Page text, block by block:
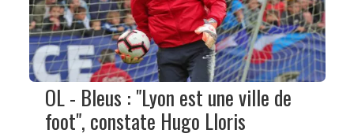
OL - Bleus : "Lyon est une ville de
foot", constate Hugo Lloris